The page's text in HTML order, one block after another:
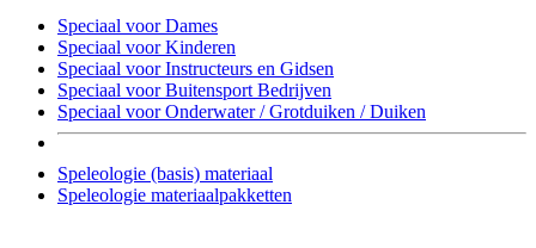
Speciaal voor Dames
Speciaal voor Kinderen
Speciaal voor Instructeurs en Gidsen
Speciaal voor Buitensport Bedrijven
Speciaal voor Onderwater / Grotduiken / Duiken
Speleologie (basis) materiaal
Speleologie materiaalpakketten